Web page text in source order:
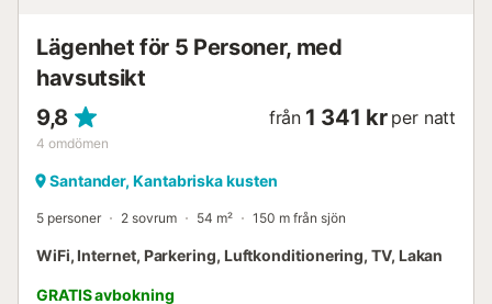
Lägenhet för 5 Personer, med
havsutsikt
9,8
4 omdömen
från 1 341 kr per natt
Santander, Kantabriska kusten
5 personer 2 sovrum 54 m² 150 m från sjön
WiFi, Internet, Parkering, Luftkonditionering, TV, Lakan
GRATIS avbokning